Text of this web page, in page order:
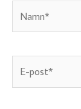
post*